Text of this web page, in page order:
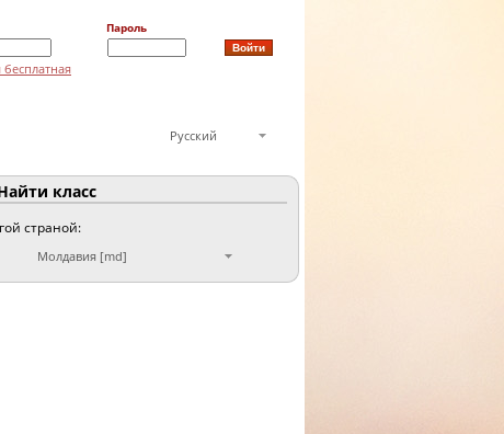
Пароль
бесплатная
Русский
класс
страной:
Молдавия [md]